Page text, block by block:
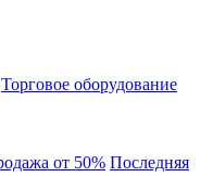
Торговое оборудование
от 50% Последняя